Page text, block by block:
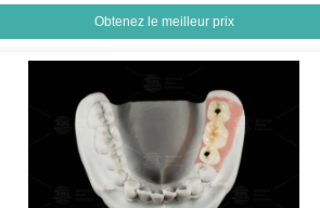
Obtenez le meilleur prix